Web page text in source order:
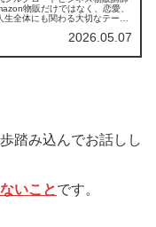
物販だけではなく、恋愛、
生全体にも関わる大切なテーマ
2026.05.07
踏み込んでお話しし
いことです。